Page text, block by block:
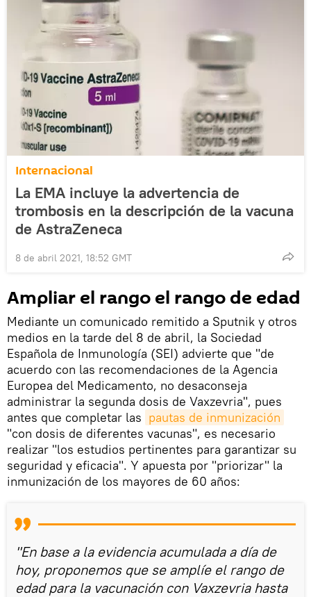
Internacional
La EMA incluye la advertencia de
trombosis en la descripción de la vacuna
de AstraZeneca
8 de abril 2021, 18:52 GMT
Ampliar el rango el rango de edad
Mediante un comunicado remitido a Sputnik y otros
medios en la tarde del 8 de abril, la Sociedad
Española de Inmunología (SEI) advierte que "de
acuerdo con las recomendaciones de la Agencia
Europea del Medicamento, no desaconseja
administrar la segunda dosis de Vaxzevria", pues
antes que completar las pautas de inmunización
"con dosis de diferentes vacunas", es necesario
realizar "los estudios pertinentes para garantizar su
seguridad y eficacia". Y apuesta por "priorizar" la
inmunización de los mayores de 60 años:
"En base a la evidencia acumulada a día de
hoy, proponemos que se amplíe el rango de
edad para la vacunación con Vaxzevria hasta